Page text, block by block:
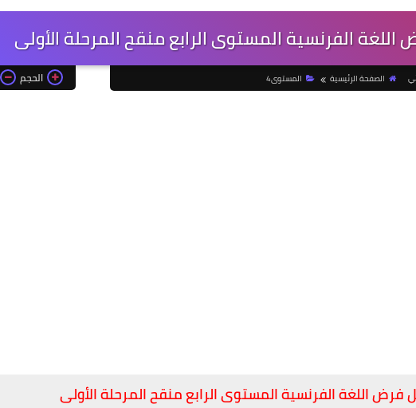
الفرنسية المستوى الرابع منقح المرحلة الأولى
الصفحة الرئيسية المستوى4 الحجم
فرض اللغة الفرنسية المستوى الرابع منقح المرحلة الأولى